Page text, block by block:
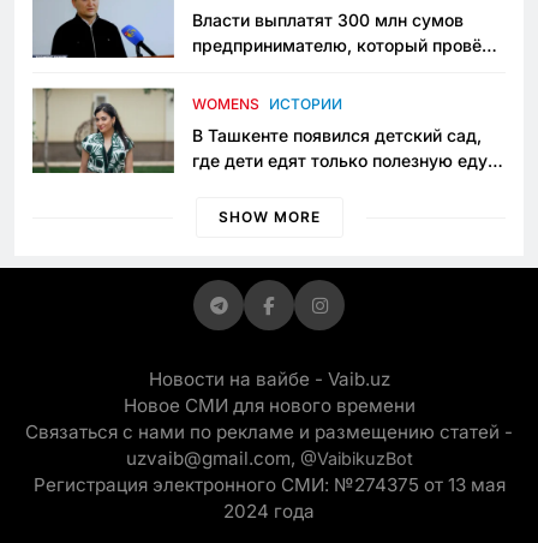
Власти выплатят 300 млн сумов
предпринимателю, который провёл
приговору
WOMENS ИСТОРИИ
В Ташкенте появился детский сад,
где дети едят только полезную еду.
просить «кашу без сахара»
SHOW MORE
Новости на вайбе - Vaib.uz
Новое СМИ для нового времени
Связаться с нами по рекламе и размещению статей -
uzvaib@gmail.com, @VaibikuzBot
Регистрация электронного СМИ: №274375 от 13 мая
2024 года